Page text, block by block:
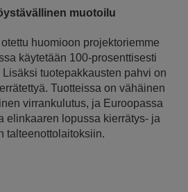
muotoilu
huomioon projektoriemme
käytetään 100-prosenttisesti
Lisäksi tuotepakkausten pahvi on
Tuotteissa on vähäinen
virrankulutus, ja Euroopassa
elinkaaren lopussa kierrätys- ja
talteenottolaitoksiin.